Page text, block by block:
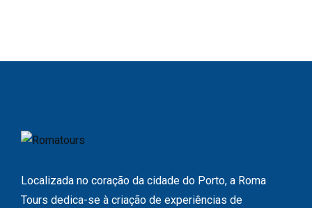
Localizada no coração da cidade do Porto, a Roma
Tours dedica-se à criação de experiências de